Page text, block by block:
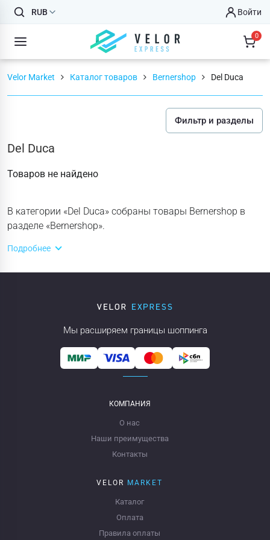
RUB Войти
0
Velor Market Каталог товаров Bernershop Del Duca
Фильтр и разделы
Del Duca
Товаров не найдено
В категории «Del Duca» собраны товары Bernershop в
разделе «Bernershop».
Подробнее
Мы расширяем границы шоппинга
КОМПАНИЯ
О нас
Наши преимущества
Контакты
VELOR MARKET
Каталог
Оплата
Правила оплаты